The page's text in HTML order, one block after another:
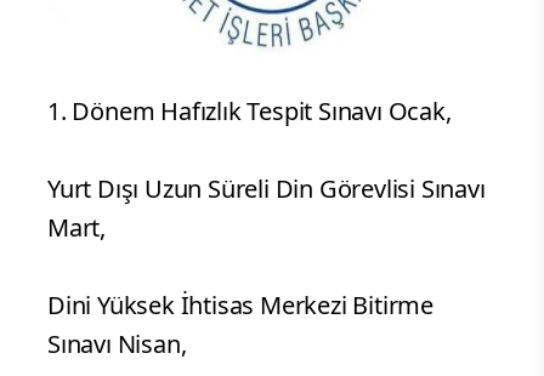
1. Dönem Hafızlık Tespit Sınavı Ocak,
Yurt Dışı Uzun Süreli Din Görevlisi Sınavı
Mart,
Dini Yüksek İhtisas Merkezi Bitirme
Sınavı Nisan,